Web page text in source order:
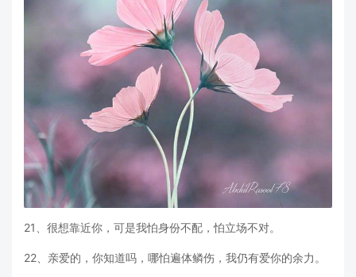
21、很想靠近你，可是我怕身份不配，怕立场不对。
22、亲爱的，你知道吗，哪怕遍体鳞伤，我仍有爱你的余力。